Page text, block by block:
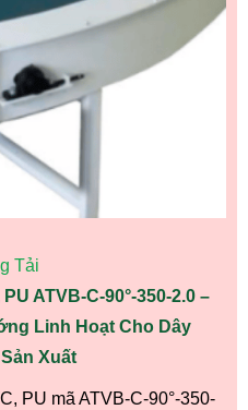
Tải
ATVB-C-90°-350-2.0 –
Linh Hoạt Cho Dây
Xuất
PU mã ATVB-C-90°-350-